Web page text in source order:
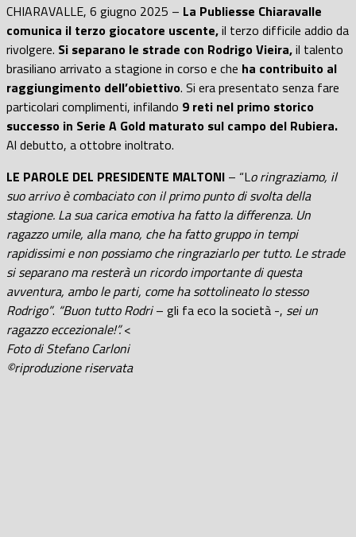
CHIARAVALLE, 6 giugno 2025 – La Publiesse Chiaravalle
comunica il terzo giocatore uscente,il terzo difficile addio da
rivolgere. Si separano le strade con Rodrigo Vieira,il talento
brasiliano arrivato a stagione in corso e che ha contribuito al
raggiungimento dell’obiettivo. Si era presentato senza fare
particolari complimenti, infilando 9 reti nel primo storico
successo in Serie A Gold maturato sul campo del Rubiera.
Al debutto, a ottobre inoltrato.
LE PAROLE DEL PRESIDENTE MALTONI – “Lo ringraziamo, il
suo arrivo è combaciato con il primo punto di svolta della
stagione. La sua carica emotiva ha fatto la differenza. Un
ragazzo umile, alla mano, che ha fatto gruppo in tempi
rapidissimi e non possiamo che ringraziarlo per tutto. Le strade
si separano ma resterà un ricordo importante di questa
avventura, ambo le parti, come ha sottolineato lo stesso
Rodrigo”. “Buon tutto Rodri– gli fa eco la società -, sei un
ragazzo eccezionale!”.<
Foto di Stefano Carloni
©riproduzione riservata